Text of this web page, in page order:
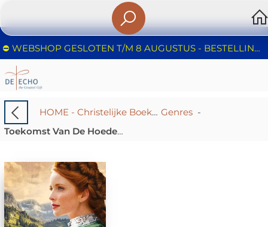
⛔️ WEBSHOP GESLOTEN T/M 8 AUGUSTUS - BESTELLINGEN WORDEN NIET IN BEHANDELING GENOMEN - FIJNE ZOMER!
HOME - Christelijke Boekhandel De Echo – Huizen | Boeken & Cadeaus Genres-
Toekomst Van De Hoedenmaakster